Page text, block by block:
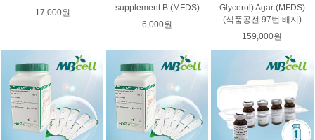
17,000원
supplement B (MFDS)
6,000원
Glycerol) Agar (MFDS)
(식품공전 97번 배지)
159,000원